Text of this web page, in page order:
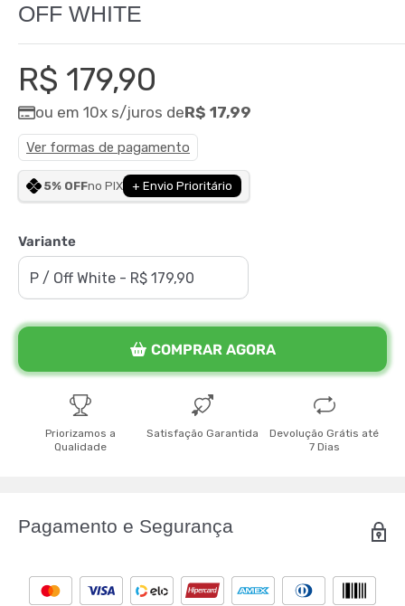
OFF WHITE
Preço
promocional
R$ 179,90
ou em 10x s/juros deR$ 17,99
Ver formas de pagamento
5% OFFno PIX + Envio Prioritário
Variante
COMPRAR AGORA
Priorizamos a
Qualidade
Satisfação Garantida
Devolução Grátis até
7 Dias
Pagamento e Segurança